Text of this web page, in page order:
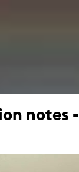
notes -